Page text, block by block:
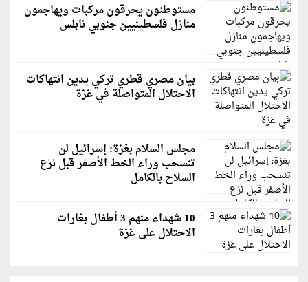
مستوطنون يحرقون مركبات ويهاجمون
منازل فلسطينيين جنوبي نابلس
بيان مصري قطري تركي يدين انتهاكات
الاحتلال المتواصلة في غزة
مجلس السلام بغزة: إسرائيل لن
تنسحب وراء الخط الأصفر قبل نزع
السلاح بالكامل
10 شهداء منهم 3 أطفال بغارات
الاحتلال على غزة